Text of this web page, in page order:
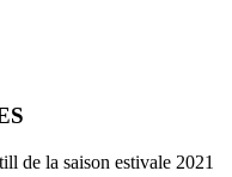
de la saison estivale 2021